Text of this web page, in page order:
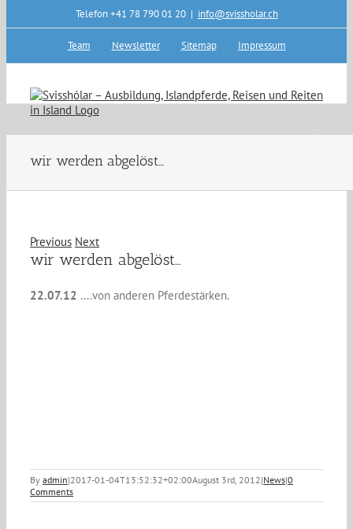
Telefon +41 78 790 01 20 | info@svissholar.ch
Team Newsletter Sitemap Impressum
wir werden abgelöst…
Previous Next
wir werden abgelöst…
22.07.12 ….von anderen Pferdestärken.
By admin|2017-01-04T13:52:32+02:00August 3rd, 2012|News|0
Comments